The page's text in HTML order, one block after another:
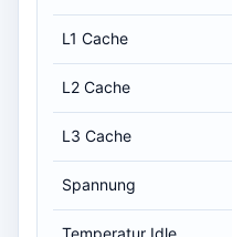
L1 Cache
L2 Cache
L3 Cache
Spannung
Temperatur Idle